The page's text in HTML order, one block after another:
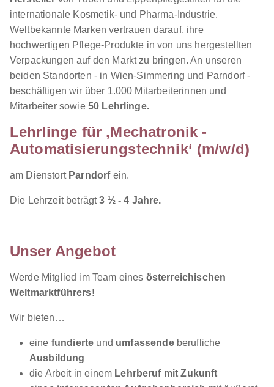
1.071 € pro Monat
Mechatronik - Automatisierungstechnik
Verpackungen GmbH
1.089 - 2.262 € pro Monat
Maschinenbautechniker:in (m/w/d)
01.09.2026
3133 Traismauer
internationale Kosmetik- und Pharma-Industrie.
Weltbekannte Marken vertrauen darauf, ihre
hochwertigen Pflege-Produkte in von uns hergestellten
Verpackungen auf den Markt zu bringen. An unseren
beiden Standorten - in Wien-Simmering und Parndorf -
beschäftigen wir über 1.000 Mitarbeiterinnen und
Mitarbeiter sowie50 Lehrlinge.
Lehrlinge für ‚Mechatronik -
Automatisierungstechnik‘ (m/w/d)
am Dienstort Parndorfein.
Die Lehrzeit beträgt3 ½ - 4 Jahre.
Unser Angebot
Werde Mitglied im Team eines österreichischen
Weltmarktführers!
Wir bieten…
eine fundierte und umfassendeberufliche
Ausbildung
die Arbeit in einem Lehrberuf mit Zukunft